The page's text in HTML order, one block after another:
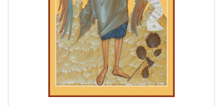
Ювелирные изделия